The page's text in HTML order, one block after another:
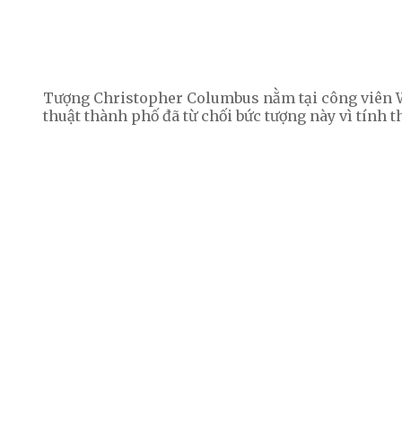
Tượng Christopher Columbus nằm tại công viên
thuật thành phố đã từ chối bức tượng này vì tính